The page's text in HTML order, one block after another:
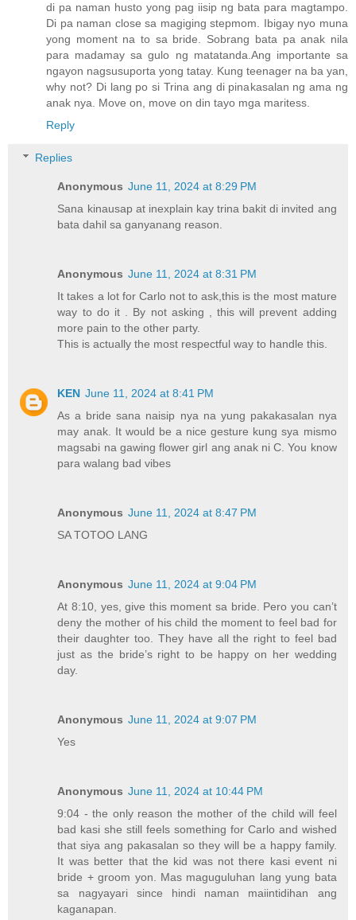
di pa naman husto yong pag iisip ng bata para magtampo.
Di pa naman close sa magiging stepmom. Ibigay nyo muna
yong moment na to sa bride. Sobrang bata pa anak nila
para madamay sa gulo ng matatanda.Ang importante sa
ngayon nagsusuporta yong tatay. Kung teenager na ba yan,
why not? Di lang po si Trina ang di pinakasalan ng ama ng
anak nya. Move on, move on din tayo mga maritess.
Reply
Replies
Anonymous June 11, 2024 at 8:29 PM
Sana kinausap at inexplain kay trina bakit di invited ang
bata dahil sa ganyanang reason.
Anonymous June 11, 2024 at 8:31 PM
It takes a lot for Carlo not to ask,this is the most mature
way to do it . By not asking , this will prevent adding
more pain to the other party.
This is actually the most respectful way to handle this.
KEN June 11, 2024 at 8:41 PM
As a bride sana naisip nya na yung pakakasalan nya
may anak. It would be a nice gesture kung sya mismo
magsabi na gawing flower girl ang anak ni C. You know
para walang bad vibes
Anonymous June 11, 2024 at 8:47 PM
SA TOTOO LANG
Anonymous June 11, 2024 at 9:04 PM
At 8:10, yes, give this moment sa bride. Pero you can’t
deny the mother of his child the moment to feel bad for
their daughter too. They have all the right to feel bad
just as the bride’s right to be happy on her wedding
day.
Anonymous June 11, 2024 at 9:07 PM
Yes
Anonymous June 11, 2024 at 10:44 PM
9:04 - the only reason the mother of the child will feel
bad kasi she still feels something for Carlo and wished
that siya ang pakasalan so they will be a happy family.
It was better that the kid was not there kasi event ni
bride + groom yon. Mas maguguluhan lang yung bata
sa nagyayari since hindi naman maiintidihan ang
kaganapan.